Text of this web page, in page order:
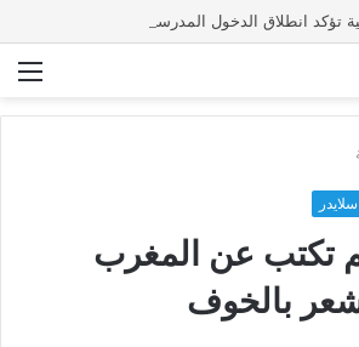
سلايدر
تكتب عن المغرب
بالخوف